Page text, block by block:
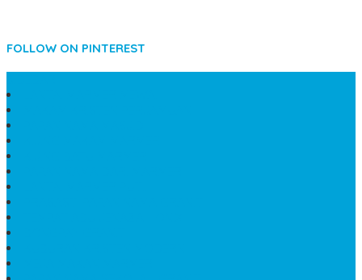
FOLLOW ON PINTEREST